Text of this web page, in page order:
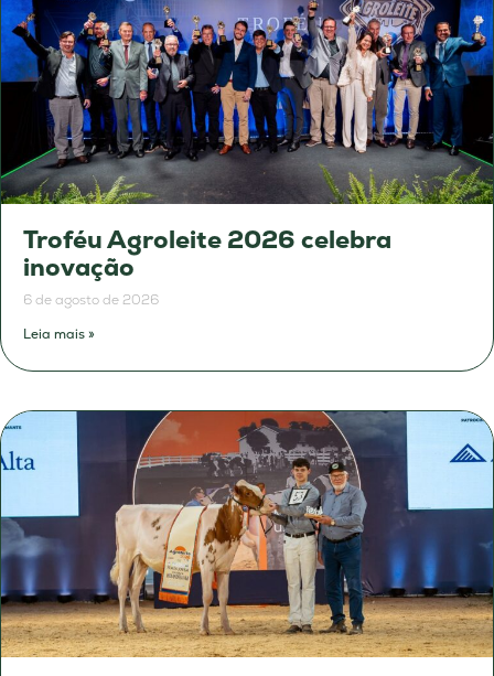
Troféu Agroleite 2026 celebra
inovação
6 de agosto de 2026
Leia mais »